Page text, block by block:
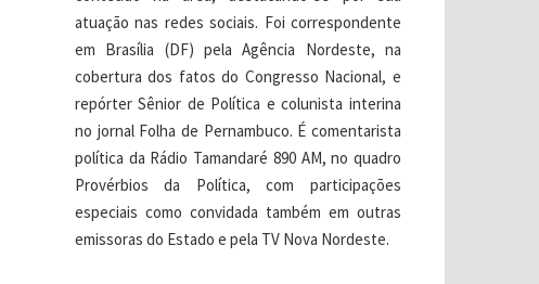
atuação nas redes sociais. Foi correspondente
em Brasília (DF) pela Agência Nordeste, na
cobertura dos fatos do Congresso Nacional, e
repórter Sênior de Política e colunista interina
no jornal Folha de Pernambuco. É comentarista
política da Rádio Tamandaré 890 AM, no quadro
Provérbios da Política, com participações
especiais como convidada também em outras
emissoras do Estado e pela TV Nova Nordeste.